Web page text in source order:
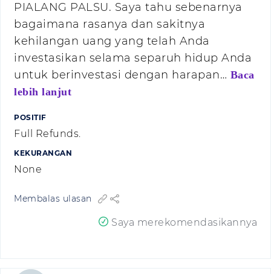
PIALANG PALSU. Saya tahu sebenarnya
bagaimana rasanya dan sakitnya
kehilangan uang yang telah Anda
investasikan selama separuh hidup Anda
untuk berinvestasi dengan harapan… Baca
lebih lanjut
POSITIF
Full Refunds.
KEKURANGAN
None
Membalas ulasan
Saya merekomendasikannya